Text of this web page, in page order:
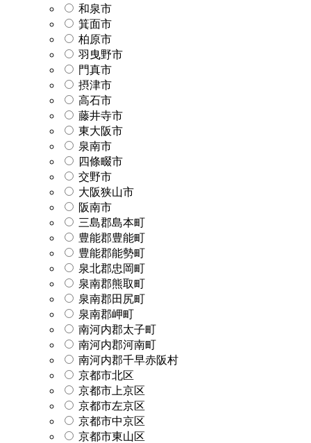
和泉市
箕面市
柏原市
羽曳野市
門真市
摂津市
高石市
藤井寺市
東大阪市
泉南市
四條畷市
交野市
大阪狭山市
阪南市
三島郡島本町
豊能郡豊能町
豊能郡能勢町
泉北郡忠岡町
泉南郡熊取町
泉南郡田尻町
泉南郡岬町
南河内郡太子町
南河内郡河南町
南河内郡千早赤阪村
京都市北区
京都市上京区
京都市左京区
京都市中京区
京都市東山区